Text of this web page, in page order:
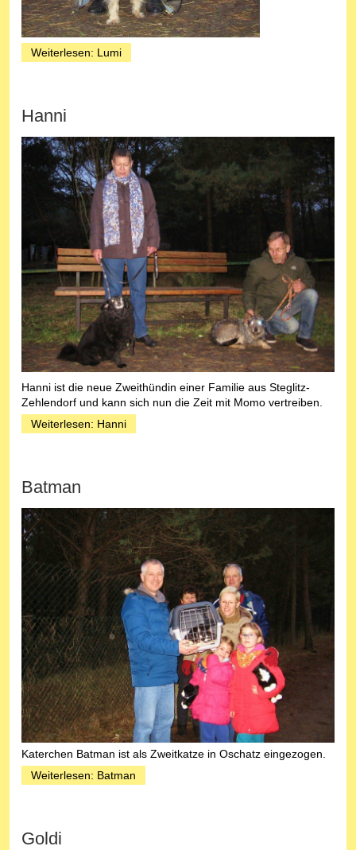
Weiterlesen: Lumi
Hanni
Hanni ist die neue Zweithündin einer Familie aus Steglitz-
Zehlendorf und kann sich nun die Zeit mit Momo vertreiben.
Weiterlesen: Hanni
Batman
Katerchen Batman ist als Zweitkatze in Oschatz eingezogen.
Weiterlesen: Batman
Goldi